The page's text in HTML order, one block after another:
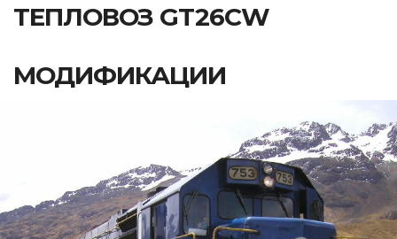
ТЕПЛОВОЗ GT26CW
МОДИФИКАЦИИ